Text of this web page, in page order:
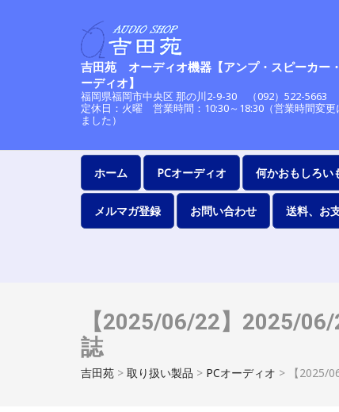
吉田苑 オーディオ機器【アンプ・スピーカー
ーディオ】
福岡県福岡市中央区 那の川2-9-30 （092）522-
定休日：火曜 営業時間：10:30～18:30（営業時間変更
ました）
ホーム PCオーディオ 何かおもしろい
メルマガ登録 お問い合わせ 送料、お
【2025/06/22】2025/
誌
吉田苑 > 取り扱い製品 > PCオーディオ > 【2025/